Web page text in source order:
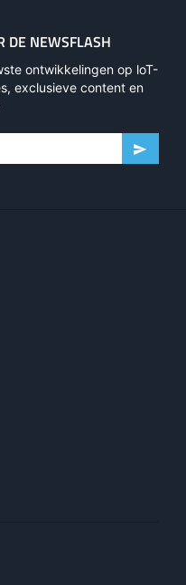
DE NEWSFLASH
ontwikkelingen op loT-
exclusieve content en